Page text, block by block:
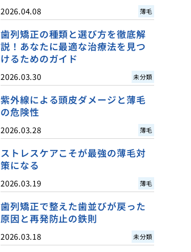
2026.04.08 薄毛
歯列矯正の種類と選び方を徹底解
説！あなたに最適な治療法を見つ
けるためのガイド
2026.03.30 未分類
紫外線による頭皮ダメージと薄毛
の危険性
2026.03.28 薄毛
ストレスケアこそが最強の薄毛対
策になる
2026.03.19 薄毛
歯列矯正で整えた歯並びが戻った
原因と再発防止の鉄則
2026.03.18 未分類